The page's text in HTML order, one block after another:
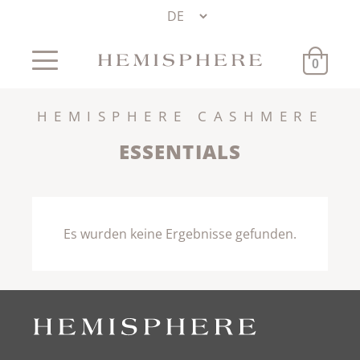
0
HEMISPHERE CASHMERE
ESSENTIALS
Es wurden keine Ergebnisse gefunden.